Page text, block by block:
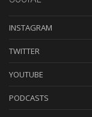
INSTAGRAM
TWITTER
YOUTUBE
PODCASTS